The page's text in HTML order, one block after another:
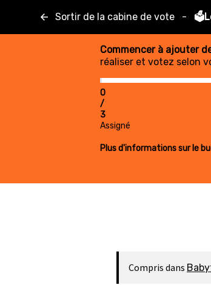
Sortir de la cabine de vote -
Commencer à ajouter
réaliser et votez selon
0
/
3
Assigné
Plus d'informations sur le
Compris dans